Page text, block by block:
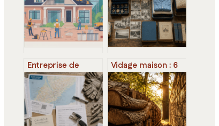
Entreprise de
rénovation de
maison : comment
choisir le bon
partenaire travaux
Vidage maison : 6
mois pour la
succession et 3
étapes pour
réussir votre
débarras